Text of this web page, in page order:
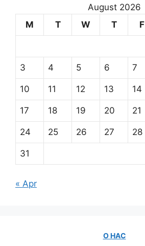
August 2026
M
T W T F
3 4 5 6 7
10 11 12 13 14
17 18 19 20 21
24 25 26 27 28
31
« Apr
О НАС